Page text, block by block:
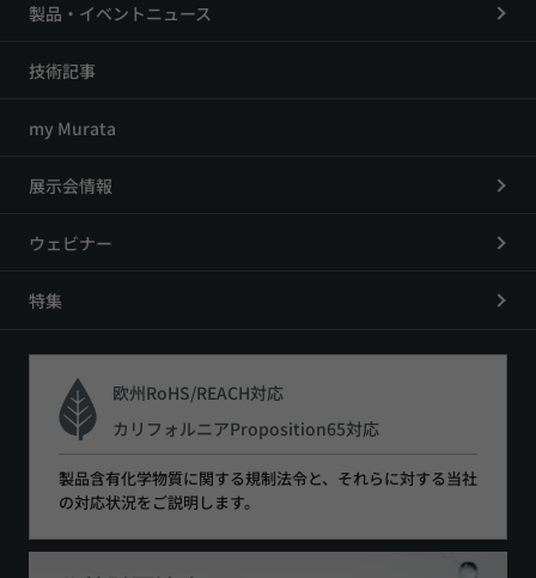
製品・イベントニュース
技術記事
my Murata
展示会情報
ウェビナー
特集
欧州RoHS/REACH対応
カリフォルニアProposition65対応
製品含有化学物質に関する規制法令と、それらに対する当社
の対応状況をご説明します。